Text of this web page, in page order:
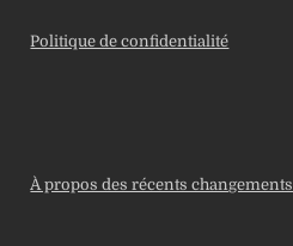
Politique de confidentialité
À propos des récents changements